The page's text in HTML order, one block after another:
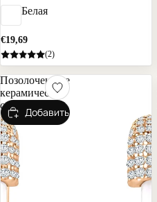
Белая
€19,69
(2)
Позолоченные
керамические
серьги
Добавить